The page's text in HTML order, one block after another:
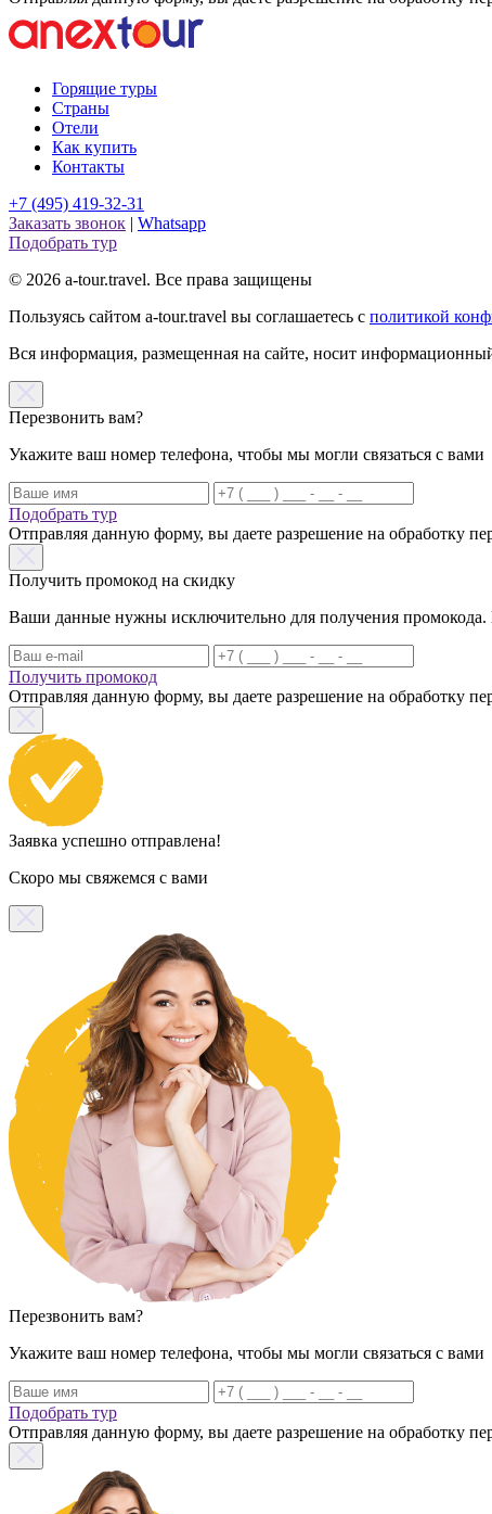
Горящие туры
Страны
Отели
Как купить
Контакты
+7 (495) 419-32-31
Заказать звонок | Whatsapp
Подобрать тур
© 2026 a-tour.travel. Все права защищены
Пользуясь сайтом a-tour.travel вы соглашаетесь с политикой
Вся информация, размещенная на сайте, носит
Перезвонить вам?
Укажите ваш номер телефона, чтобы мы могли связаться с вами
Подобрать тур
Отправляя данную форму, вы даете разрешение на обработку
Получить промокод на скидку
Ваши данные нужны исключительно для получения промокода.
Получить промокод
Отправляя данную форму, вы даете разрешение на обработку
Заявка успешно отправлена!
Скоро мы свяжемся с вами
Перезвонить вам?
Укажите ваш номер телефона, чтобы мы могли связаться с вами
Подобрать тур
Отправляя данную форму, вы даете разрешение на обработку